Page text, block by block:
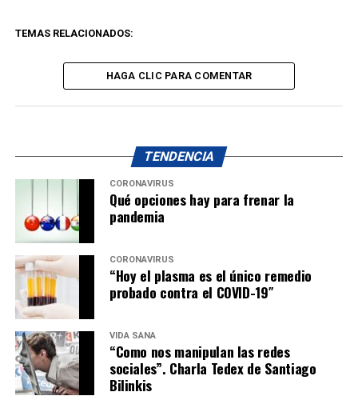
TEMAS RELACIONADOS:
HAGA CLIC PARA COMENTAR
TENDENCIA
CORONAVIRUS
Qué opciones hay para frenar la
pandemia
CORONAVIRUS
“Hoy el plasma es el único remedio
probado contra el COVID-19″
VIDA SANA
“Como nos manipulan las redes
sociales”. Charla Tedex de Santiago
Bilinkis